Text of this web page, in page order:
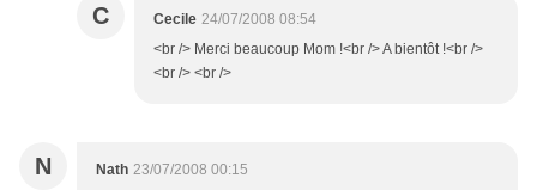
C Cecile 24/07/2008 08:54
<br /> Merci beaucoup Mom !<br /> A bientôt !<br />
<br /> <br />
N Nath 23/07/2008 00:15